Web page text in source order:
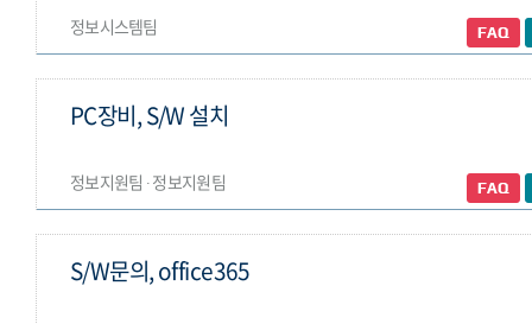
정보시스템팀
정보지원팀 ∙ 정보지원팀
PC장비, S/W 설치
S/W문의, office365